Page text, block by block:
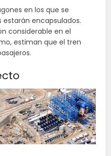
en los que se
encapsulados.
considerable en el
estiman que el tren